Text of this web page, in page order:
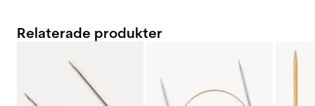
Relaterade produkter